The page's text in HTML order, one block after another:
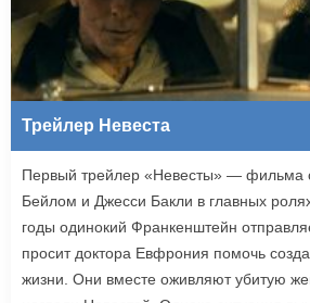
Трейлер Невеста
Первый трейлер «Невесты» — фильма
Бейлом и Джесси Бакли в главных
годы одинокий Франкенштейн
просит доктора Евфрония помочь
жизни. Они вместе оживляют убитую